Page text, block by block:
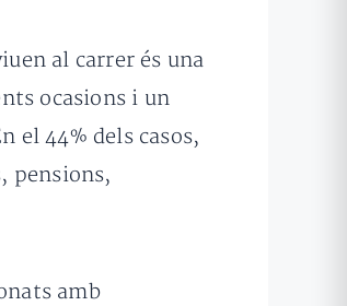
al carrer és una
ocasions i un
el 44% dels casos,
pensions,
amb